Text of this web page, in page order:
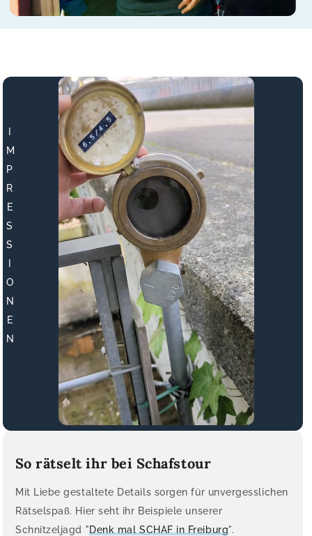
I
M
P
R
E
S
S
I
O
N
E
N
So rätselt ihr bei Schafstour
Mit Liebe gestaltete Details sorgen für unvergesslichen
Rätselspaß. Hier seht ihr Beispiele unserer
Schnitzeljagd "Denk mal SCHAF in Freiburg".